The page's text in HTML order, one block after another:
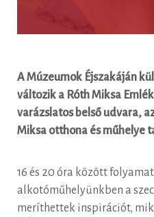
A Múzeumok Éjszakáján
változik a Róth Miksa
varázslatos belső udvara,
Miksa otthona és műhelye
16 és 20 óra között
alkotóműhelyünkben a
meríthettek inspirációt,